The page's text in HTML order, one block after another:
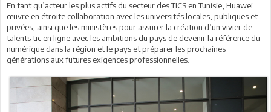
En tant qu’acteur les plus actifs du secteur des TICS en Tunisie, Huawei
œuvre en étroite collaboration avec les universités locales, publiques et
privées, ainsi que les ministères pour assurer la création d’un vivier de
talents tic en ligne avec les ambitions du pays de devenir la référence du
numérique dans la région et le pays et préparer les prochaines
générations aux futures exigences professionnelles.